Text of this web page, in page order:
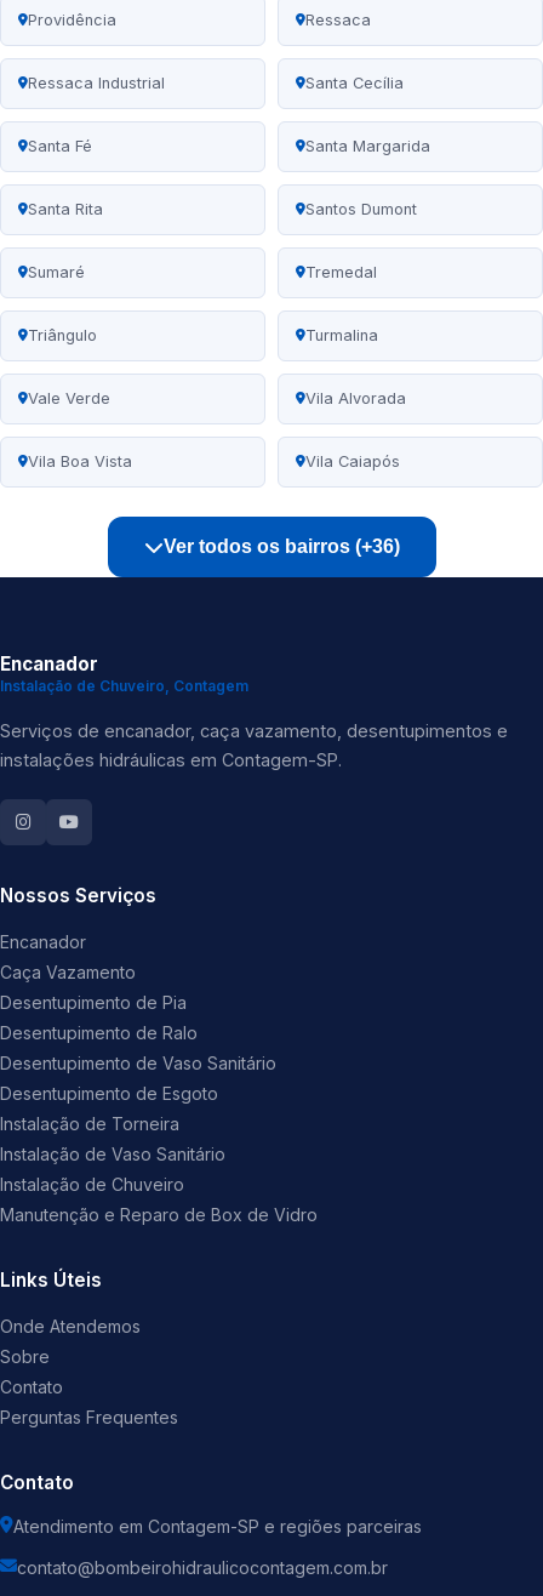
Providência Ressaca
Ressaca Industrial Santa Cecília
Santa Fé Santa Margarida
Santa Rita Santos Dumont
Sumaré Tremedal
Triângulo Turmalina
Vale Verde Vila Alvorada
Vila Boa Vista Vila Caiapós
Ver todos os bairros (+36)
Encanador
Instalação de Chuveiro, Contagem
Serviços de encanador, caça vazamento, desentupimentos e
instalações hidráulicas em Contagem-SP.
Nossos Serviços
Encanador
Caça Vazamento
Desentupimento de Pia
Desentupimento de Ralo
Desentupimento de Vaso Sanitário
Desentupimento de Esgoto
Instalação de Torneira
Instalação de Vaso Sanitário
Instalação de Chuveiro
Manutenção e Reparo de Box de Vidro
Links Úteis
Onde Atendemos
Sobre
Contato
Perguntas Frequentes
Contato
Atendimento em Contagem-SP e regiões parceiras
contato@bombeirohidraulicocontagem.com.br